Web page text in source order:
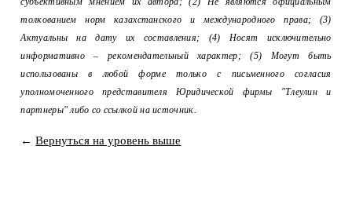
толкованием норм казахстанского и международного права; (3)
Актуальны на дату их составления; (4) Носят исключительно
информативно – рекомендательный характер; (5) Могут быть
использованы в любой форме только с письменного согласия
уполномоченного представителя Юридической фирмы "Тлеулин и
партнеры" либо со ссылкой на источник.
←Вернуться на уровень выше